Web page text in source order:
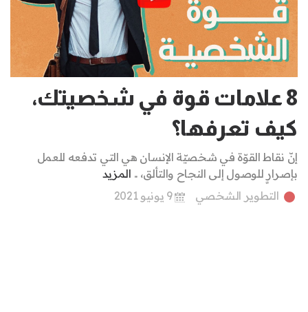
8 علامات قوة في شخصيتك،
كيف تعرفها؟
إنّ نقاط القوّة في شخصيّة الإنسان هي التي تدفعه للعمل
بإصرارٍ للوصول إلى النجاح والتألق، .. المزيد
التطوير الشخصي
9 يونيو 2021